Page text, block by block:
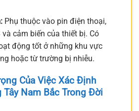
Phụ thuộc vào pin điện thoại,
và cảm biến của thiết bị. Có
động tốt ở những khu vực
hoặc từ trường bị nhiễu.
Của Việc Xác Định
Nam Bắc Trong Đời